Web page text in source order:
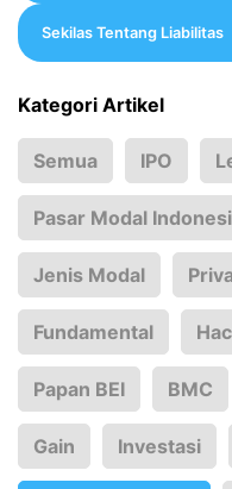
Sekilas Tentang Liabilitas
Kategori Artikel
Semua IPO
Pasar Modal
Jenis Modal
Fundamental
Papan BEI BMC
Gain Investasi